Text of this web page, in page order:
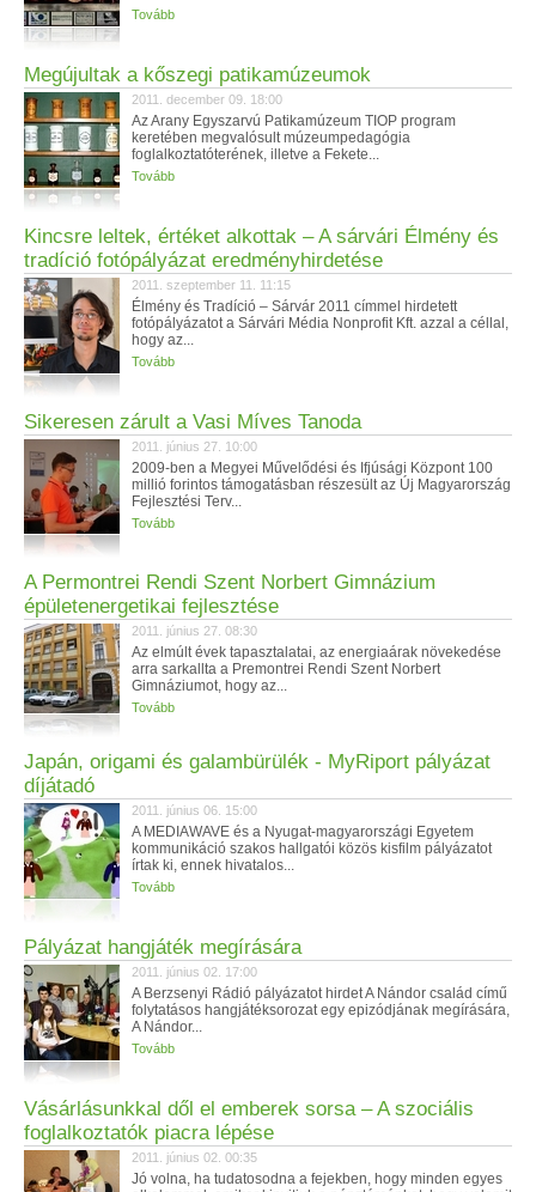
Tovább
Megújultak a kőszegi patikamúzeumok
2011. december 09. 18:00
Az Arany Egyszarvú Patikamúzeum TIOP program
keretében megvalósult múzeumpedagógia
foglalkoztatóterének, illetve a Fekete...
Tovább
Kincsre leltek, értéket alkottak – A sárvári Élmény és
tradíció fotópályázat eredményhirdetése
2011. szeptember 11. 11:15
Élmény és Tradíció – Sárvár 2011 címmel hirdetett
fotópályázatot a Sárvári Média Nonprofit Kft. azzal a céllal,
hogy az...
Tovább
Sikeresen zárult a Vasi Míves Tanoda
2011. június 27. 10:00
2009-ben a Megyei Művelődési és Ifjúsági Központ 100
millió forintos támogatásban részesült az Új Magyarország
Fejlesztési Terv...
Tovább
A Permontrei Rendi Szent Norbert Gimnázium
épületenergetikai fejlesztése
2011. június 27. 08:30
Az elmúlt évek tapasztalatai, az energiaárak növekedése
arra sarkallta a Premontrei Rendi Szent Norbert
Gimnáziumot, hogy az...
Tovább
Japán, origami és galambürülék - MyRiport pályázat
díjátadó
2011. június 06. 15:00
A MEDIAWAVE és a Nyugat-magyarországi Egyetem
kommunikáció szakos hallgatói közös kisfilm pályázatot
írtak ki, ennek hivatalos...
Tovább
Pályázat hangjáték megírására
2011. június 02. 17:00
A Berzsenyi Rádió pályázatot hirdet A Nándor család című
folytatásos hangjátéksorozat egy epizódjának megírására,
A Nándor...
Tovább
Vásárlásunkkal dől el emberek sorsa – A szociális
foglalkoztatók piacra lépése
2011. június 02. 00:35
Jó volna, ha tudatosodna a fejekben, hogy minden egyes